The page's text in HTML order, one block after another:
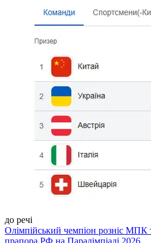
до речі
Олімпійський чемпіон розніс МПК